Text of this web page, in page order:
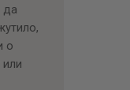
да
о